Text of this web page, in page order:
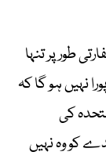
طور پر تنہا
نہیں ہو گا کہ
کی
کو وہ نہیں